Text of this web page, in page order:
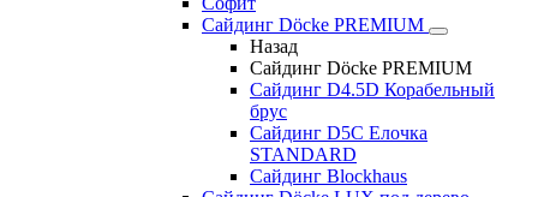
Сайдинг Döcke PREMIUM
Назад
Сайдинг Döcke PREMIUM
Сайдинг D4.5D Корабельный
брус
Сайдинг D5С Елочка
STANDARD
Сайдинг Blockhaus